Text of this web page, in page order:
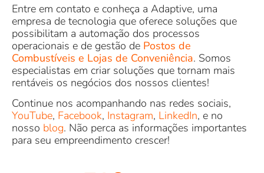
Entre em contato e conheça a Adaptive, uma
empresa de tecnologia que oferece soluções que
possibilitam a automação dos processos
operacionais e de gestão de Postos de
Combustíveis e Lojas de Conveniência. Somos
especialistas em criar soluções que tornam mais
rentáveis os negócios dos nossos clientes!
Continue nos acompanhando nas redes sociais,
YouTube, Facebook, Instagram, LinkedIn, e no
nosso blog. Não perca as informações importantes
para seu empreendimento crescer!